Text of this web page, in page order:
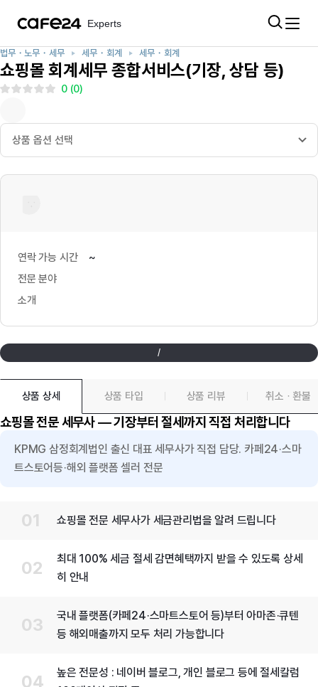
Experts
Experts
최근 검색어
Experts
전문가 등록
카테고리
프로젝트
기획전
커스텀 사례
앱
관련 서비스
법무・노무・세무 세무・회계 세무・회계
쇼핑몰 회계세무 종합서비스(기장, 상담 등)
0(0)
연락 가능 시간
~
전문 분야
소개
/
상품 상세 상품 타입 상품 리뷰 취소 · 환불
쇼핑몰 전문 세무사 — 기장부터 절세까지 직접 처리합니다
KPMG 삼정회계법인 출신 대표 세무사가 직접 담당. 카페24·스마
트스토어등·해외 플랫폼 셀러 전문
쇼핑몰 전문 세무사가 세금관리법을 알려 드립니다
최대 100% 세금 절세 감면혜택까지 받을 수 있도록 상세
히 안내
국내 플랫폼(카페24·스마트스토어 등)부터 아마존·큐텐
등 해외매출까지 모두 처리 가능합니다
높은 전문성 : 네이버 블로그, 개인 블로그 등에 절세칼럼